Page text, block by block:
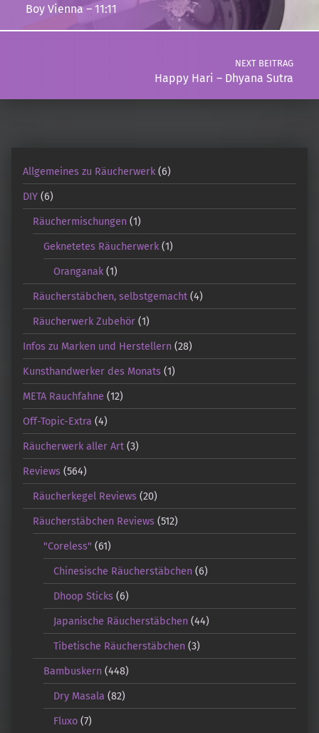
Boy Vienna – 11:11
NEXT BEITRAG
Happy Hari – Dhyana Sutra
Allgemeines zu Räucherwerk (6)
DIY (6)
Räuchermischungen (1)
Geknetetes Räucherwerk(1)
Oranganak (1)
Räucherstäbchen, selbstgemacht (4)
Räucherwerk Zubehör (1)
Infos zu Marken und Herstellern (28)
Kunsthandwerker des Monats (1)
META Rauchfahne (12)
Off-Topic-Extra (4)
Räucherwerk aller Art (3)
Reviews (564)
Räucherkegel Reviews (20)
Räucherstäbchen Reviews (512)
"Coreless" (61)
Chinesische Räucherstäbchen (6)
Dhoop Sticks (6)
Japanische Räucherstäbchen (44)
Tibetische Räucherstäbchen (3)
Bambuskern(448)
Dry Masala (82)
Fluxo (7)